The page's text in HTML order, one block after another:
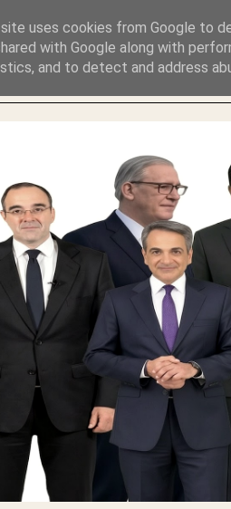
? uses cookies from Google to
with Google along with
and to detect and address